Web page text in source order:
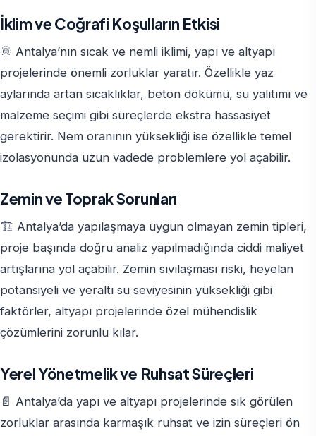
İklim ve Coğrafi Koşulların Etkisi
🌞 Antalya’nın sıcak ve nemli iklimi, yapı ve altyapı
projelerinde önemli zorluklar yaratır. Özellikle yaz
aylarında artan sıcaklıklar, beton dökümü, su yalıtımı ve
malzeme seçimi gibi süreçlerde ekstra hassasiyet
gerektirir. Nem oranının yüksekliği ise özellikle temel
izolasyonunda uzun vadede problemlere yol açabilir.
Zemin ve Toprak Sorunları
🏗 Antalya’da yapılaşmaya uygun olmayan zemin tipleri,
proje başında doğru analiz yapılmadığında ciddi maliyet
artışlarına yol açabilir. Zemin sıvılaşması riski, heyelan
potansiyeli ve yeraltı su seviyesinin yüksekliği gibi
faktörler, altyapı projelerinde özel mühendislik
çözümlerini zorunlu kılar.
Yerel Yönetmelik ve Ruhsat Süreçleri
📄 Antalya’da yapı ve altyapı projelerinde sık görülen
zorluklar arasında karmaşık ruhsat ve izin süreçleri ön